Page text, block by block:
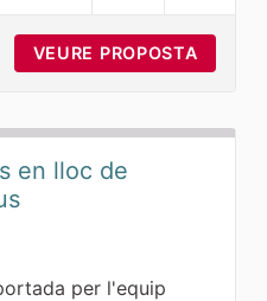
VEURE PROPOSTA
en lloc de
per l'equip